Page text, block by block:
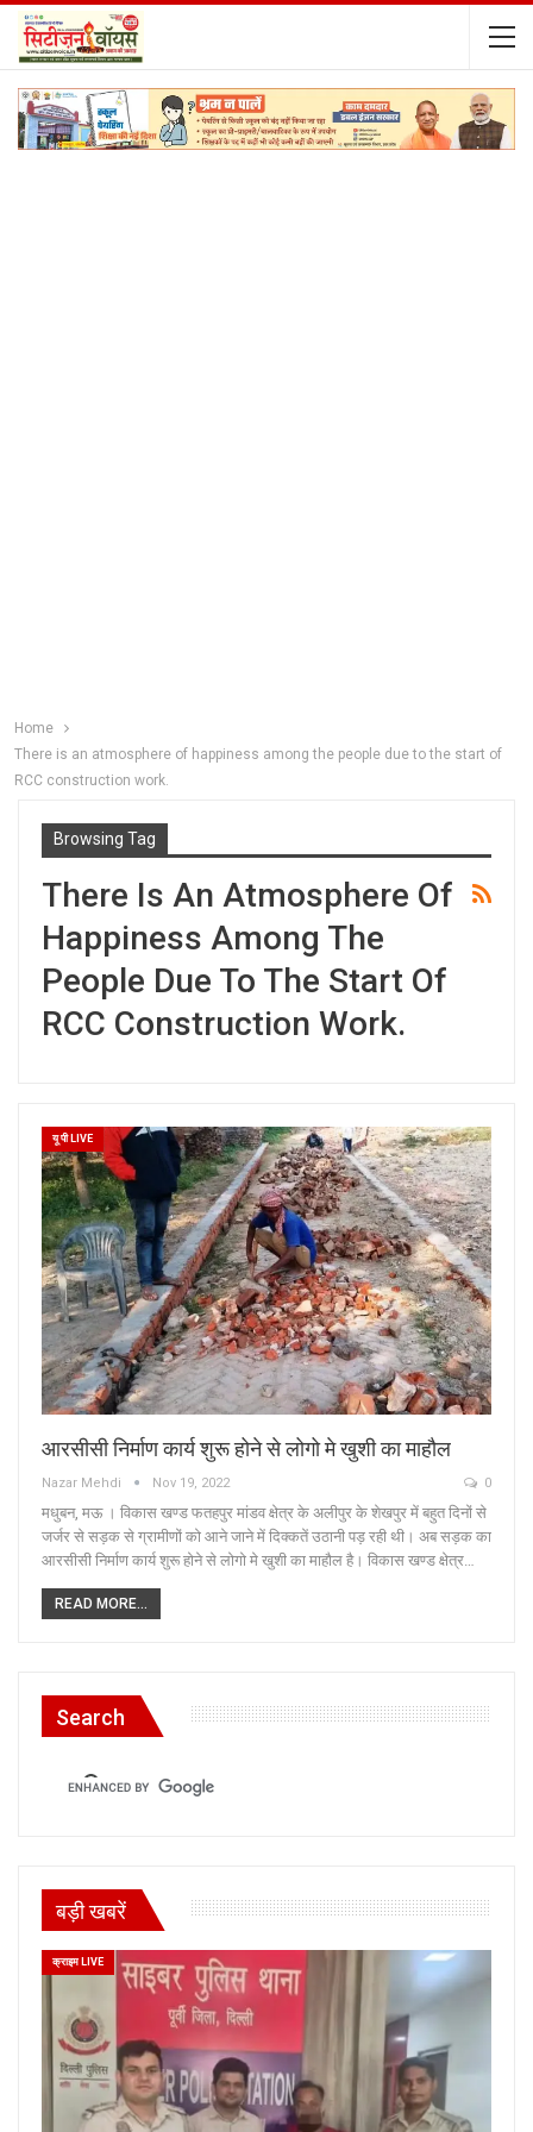
Home
There is an atmosphere of happiness among the people due to the start of
RCC construction work.
Browsing Tag
There Is An Atmosphere Of
Happiness Among The
People Due To The Start Of
RCC Construction Work.
यू पी LIVE
आरसीसी निर्माण कार्य शुरू होने से लोगो मे खुशी का माहौल
Nazar Mehdi Nov 19, 2022 0
मधुबन, मऊ । विकास खण्ड फतहपुर मांडव क्षेत्र के अलीपुर के शेखपुर में बहुत दिनों से
जर्जर से सड़क से ग्रामीणों को आने जाने में दिक्कतें उठानी पड़ रही थी। अब सड़क का
आरसीसी निर्माण कार्य शुरू होने से लोगो मे खुशी का माहौल है। विकास खण्ड क्षेत्र…
READ MORE...
Search
बड़ी खबरें
क्राइम LIVE